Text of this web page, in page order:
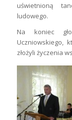
uświetnioną
ludowego.
Na koniec
Uczniowskiego,
złożyli życzenia